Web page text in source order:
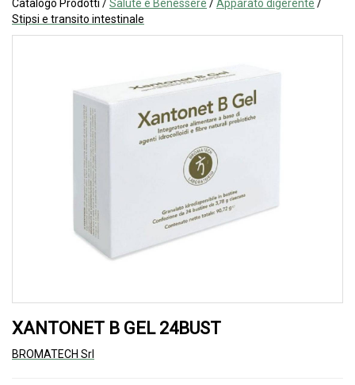
Catalogo Prodotti /Salute e Benessere /Apparato digerente /
Stipsi e transito intestinale
XANTONET B GEL 24BUST
BROMATECH Srl